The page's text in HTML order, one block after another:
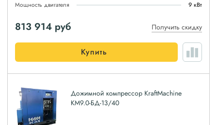
Мощность двигателя
9 кВт
813 914 руб Получить скидку
Купить
Дожимной компрессор KraftMachine
КМ9.0-БД-13/40